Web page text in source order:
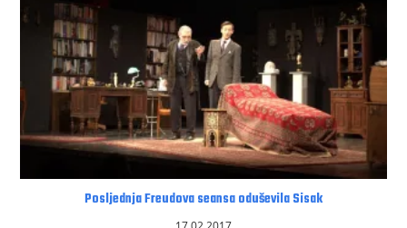
Posljednja Freudova seansa oduševila Sisak